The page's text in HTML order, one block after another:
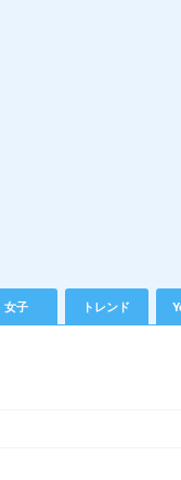
女子 トレンド